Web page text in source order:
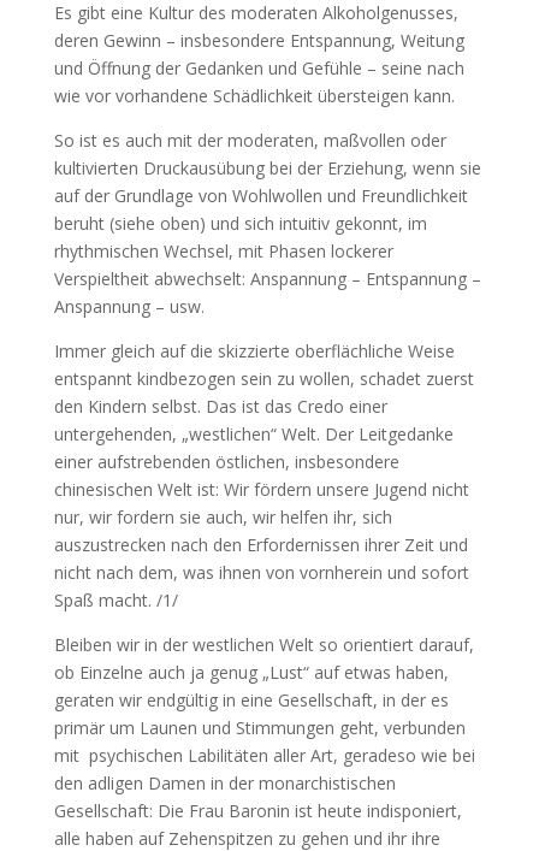
Es gibt eine Kultur des moderaten Alkoholgenusses,
deren Gewinn – insbesondere Entspannung, Weitung
und Öffnung der Gedanken und Gefühle – seine nach
wie vor vorhandene Schädlichkeit übersteigen kann.
So ist es auch mit der moderaten, maßvollen oder
kultivierten Druckausübung bei der Erziehung, wenn sie
auf der Grundlage von Wohlwollen und Freundlichkeit
beruht (siehe oben) und sich intuitiv gekonnt, im
rhythmischen Wechsel, mit Phasen lockerer
Verspieltheit abwechselt: Anspannung – Entspannung –
Anspannung – usw.
Immer gleich auf die skizzierte oberflächliche Weise
entspannt kindbezogen sein zu wollen, schadet zuerst
den Kindern selbst. Das ist das Credo einer
untergehenden, „westlichen“ Welt. Der Leitgedanke
einer aufstrebenden östlichen, insbesondere
chinesischen Welt ist: Wir fördern unsere Jugend nicht
nur, wir fordern sie auch, wir helfen ihr, sich
auszustrecken nach den Erfordernissen ihrer Zeit und
nicht nach dem, was ihnen von vornherein und sofort
Spaß macht. /1/
Bleiben wir in der westlichen Welt so orientiert darauf,
ob Einzelne auch ja genug „Lust“ auf etwas haben,
geraten wir endgültig in eine Gesellschaft, in der es
primär um Launen und Stimmungen geht, verbunden
mit psychischen Labilitäten aller Art, geradeso wie bei
den adligen Damen in der monarchistischen
Gesellschaft: Die Frau Baronin ist heute indisponiert,
alle haben auf Zehenspitzen zu gehen und ihr ihre